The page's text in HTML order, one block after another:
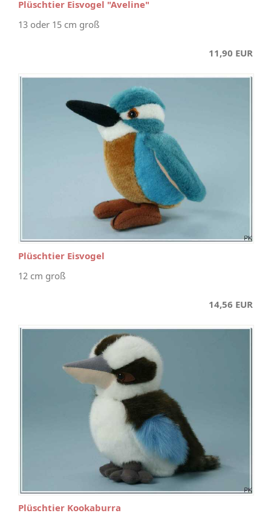
Plüschtier Eisvogel "Aveline"
13 oder 15 cm groß
11,90 EUR
Plüschtier Eisvogel
12 cm groß
14,56 EUR
Plüschtier Kookaburra